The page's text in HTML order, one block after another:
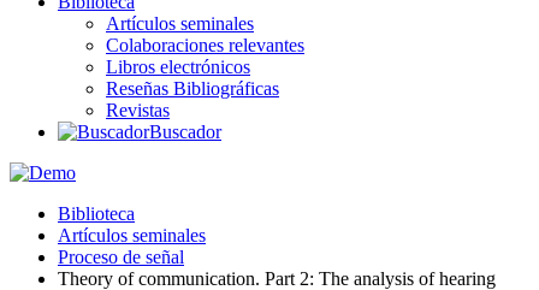
Artículos seminales
Colaboraciones relevantes
Libros electrónicos
Reseñas Bibliográficas
Revistas
Buscador
Biblioteca
Artículos seminales
Proceso de señal
Theory of communication. Part 2: The analysis of hearing